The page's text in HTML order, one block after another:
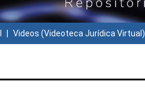
Videos (Videoteca Jurídica Virtual)